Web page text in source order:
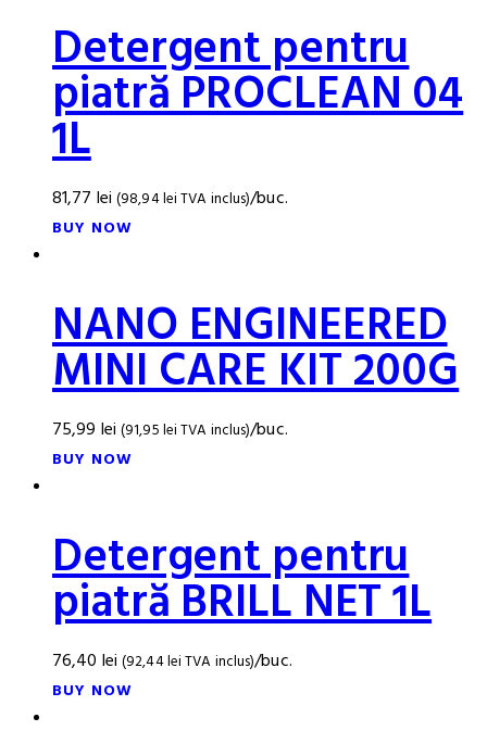
Detergent pentru
piatră PROCLEAN 04
1L
81,77 lei (98,94lei TVA inclus)/buc.
BUY NOW
NANO ENGINEERED
MINI CARE KIT 200G
75,99 lei (91,95 lei TVA inclus)/buc.
BUY NOW
Detergent pentru
piatră BRILL NET 1L
76,40 lei (92,44lei TVA inclus)/buc.
BUY NOW